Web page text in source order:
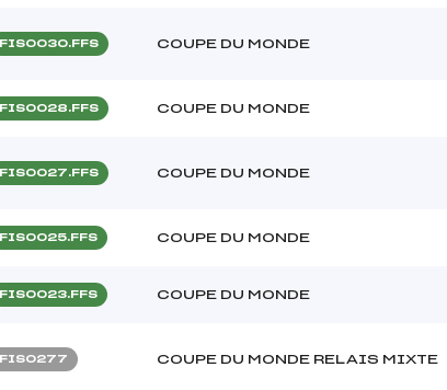
FIS0030.FFS COUPE DU MONDE
FIS0028.FFS COUPE DU MONDE
FIS0027.FFS COUPE DU MONDE
FIS0025.FFS COUPE DU MONDE
FIS0023.FFS COUPE DU MONDE
FIS0277 COUPE DU MONDE RELAIS MIXTE